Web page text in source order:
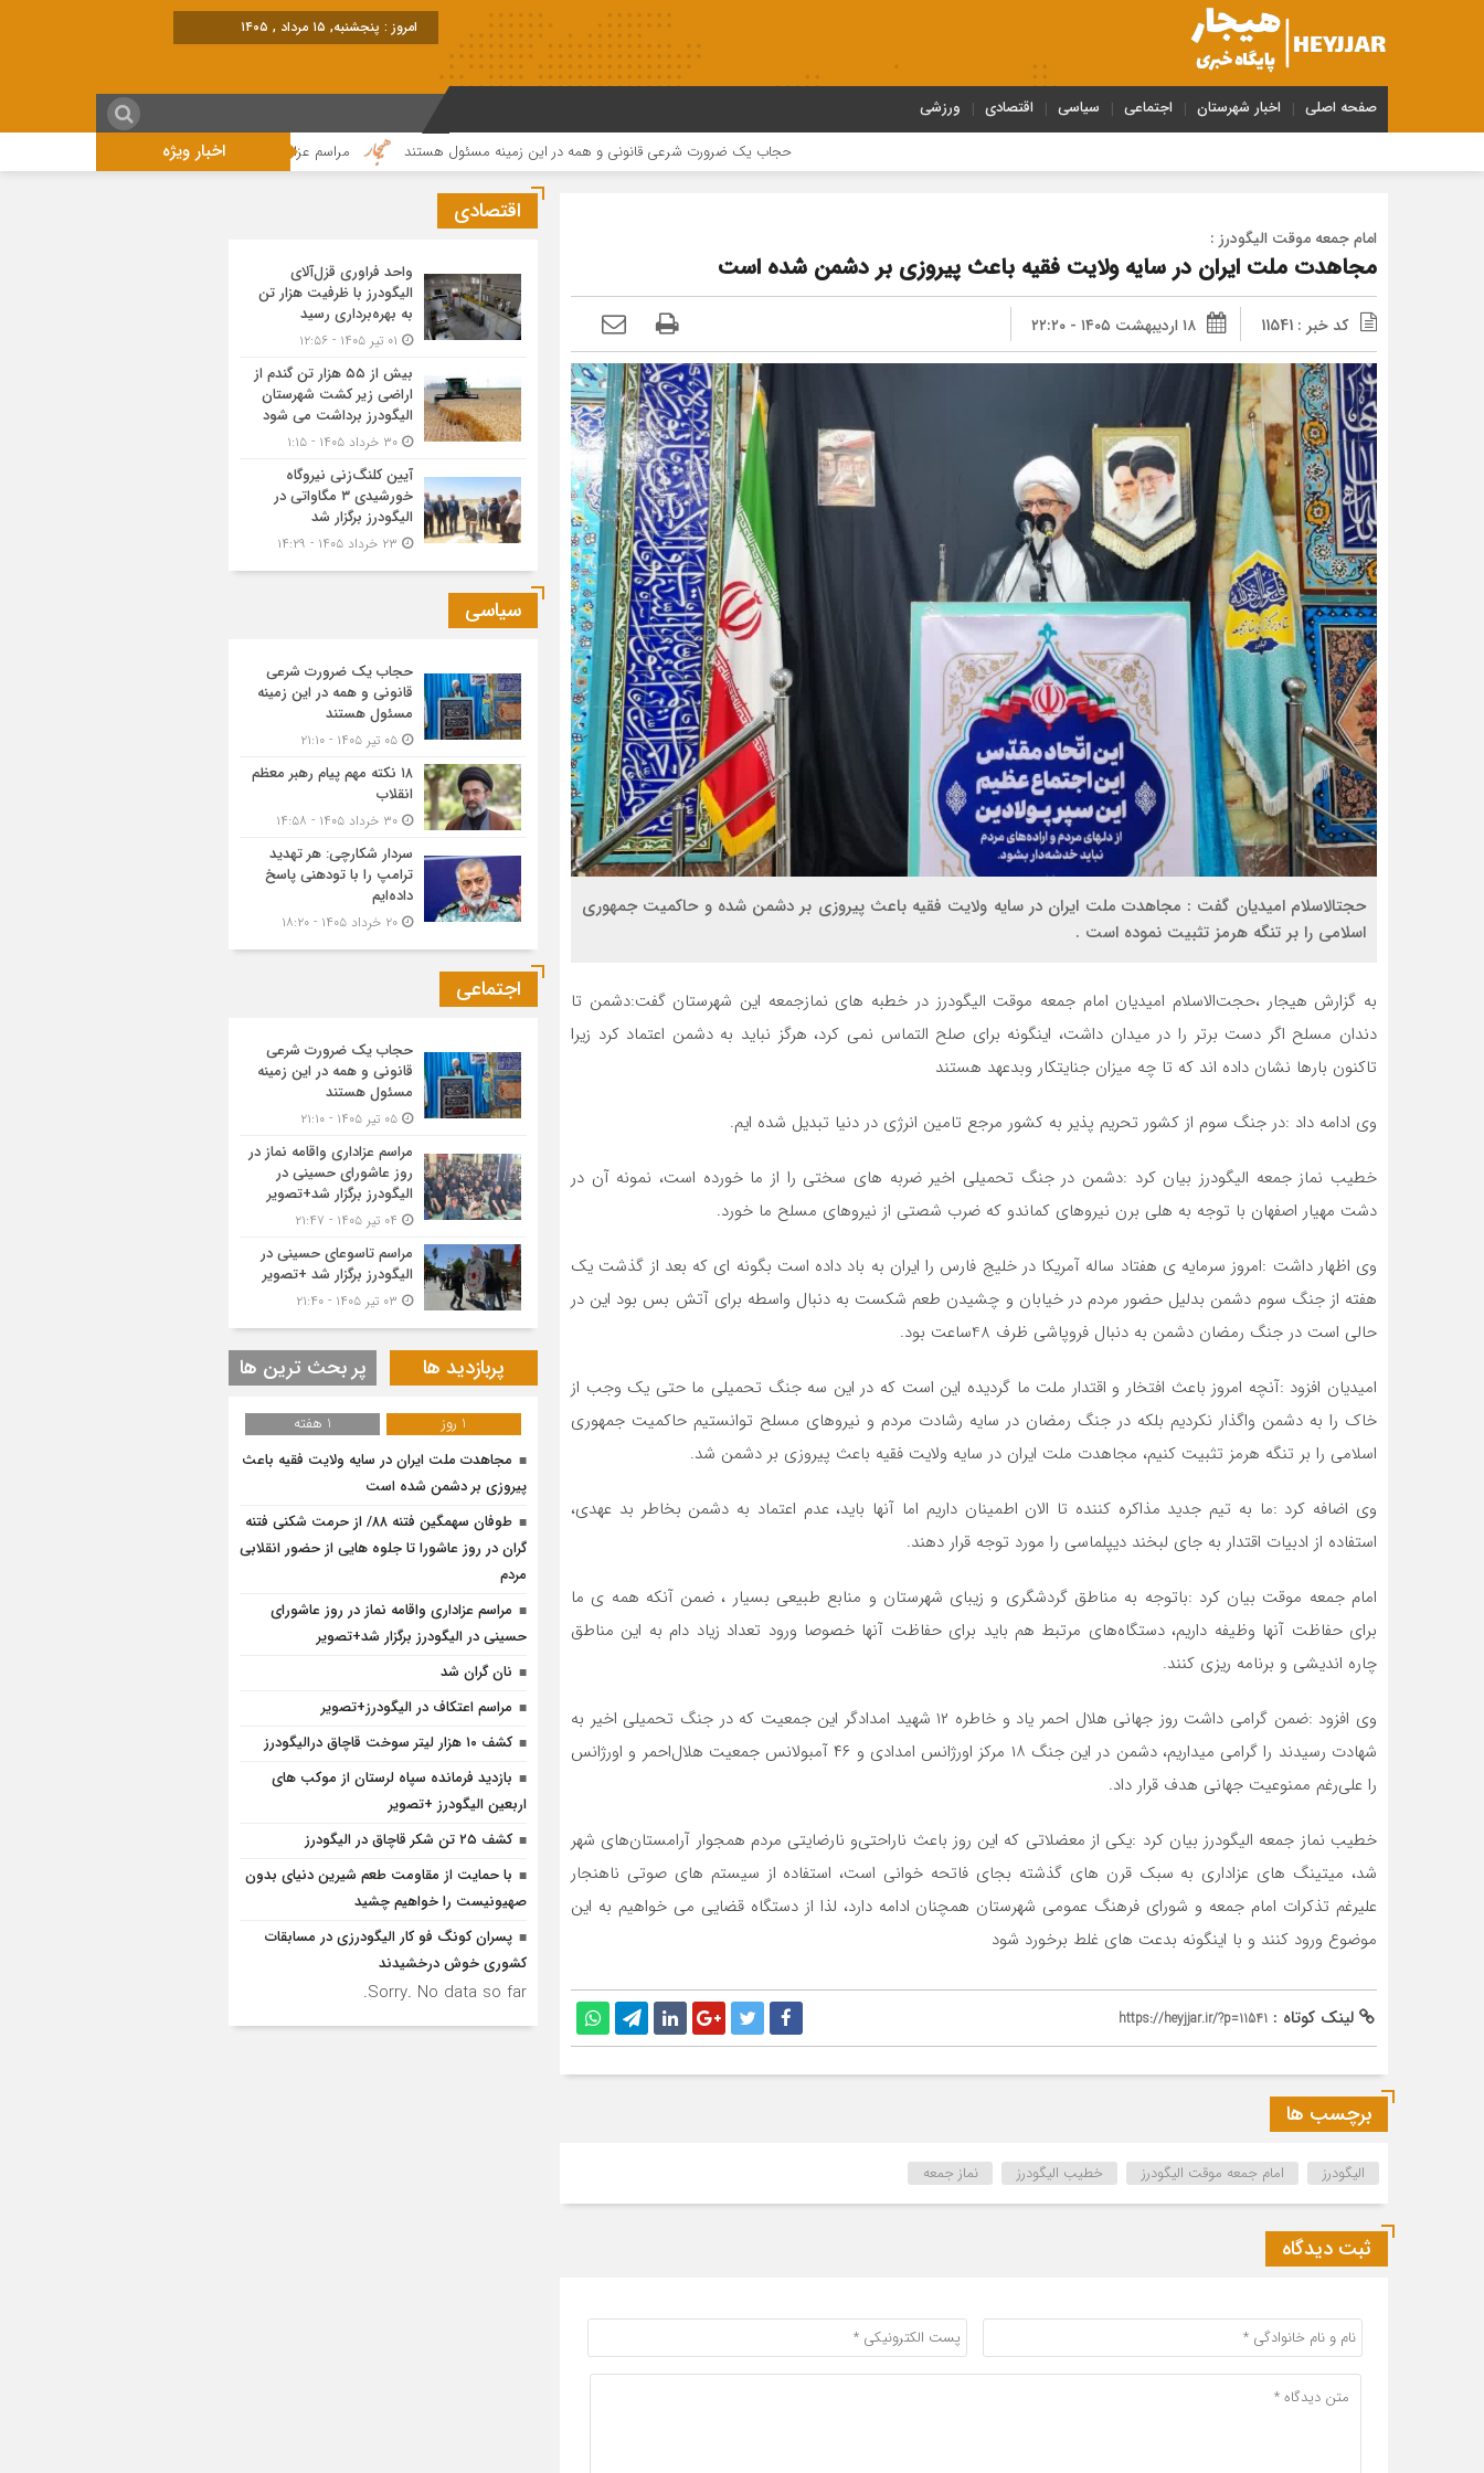
امروز : پنجشنبه, ۱۵ مرداد , ۱۴۰۵
صفحه اصلی اخبار شهرستان اجتماعی سیاسی اقتصادی ورزشی
اخبار ویژه حجاب یک ضرورت شرعی قانونی و همه در این زمینه مسئول هستند مراسم عزاداری واقامه نماز در روز عاشورای حسینی در الیگودرز برگزار
امام جمعه موقت الیگودرز :
مجاهدت ملت ایران در سایه ولایت فقیه باعث پیروزی بر دشمن شده است
کد خبر : 11541 ۱۸ اردیبهشت ۱۴۰۵ - ۲۲:۲۰
حجتالاسلام امیدیان گفت : مجاهدت ملت ایران در سایه ولایت فقیه باعث پیروزی بر دشمن شده و حاکمیت جمهوری
اسلامی را بر تنگه هرمز تثبیت نموده است .
به گزارش هیجار ،حجت‌الاسلام امیدیان امام جمعه موقت الیگودرز در خطبه های نمازجمعه این شهرستان گفت:دشمن تا
دندان مسلح اگر دست برتر را در میدان داشت، اینگونه برای صلح التماس نمی کرد، هرگز نباید به دشمن اعتماد کرد زیرا
تاکنون بارها نشان داده اند که تا چه میزان جنایتکار وبدعهد هستند
وی ادامه داد :در جنگ سوم از کشور تحریم پذیر به کشور مرجع تامین انرژی در دنیا تبدیل شده ایم.
خطیب نماز جمعه الیگودرز بیان کرد :دشمن در جنگ تحمیلی اخیر ضربه های سختی را از ما خورده است، نمونه آن در
دشت مهیار اصفهان با توجه به هلی برن نیروهای کماندو که ضرب شصتی از نیروهای مسلح ما خورد.
وی اظهار داشت :امروز سرمایه ی هفتاد ساله آمریکا در خلیج فارس را ایران به باد داده است بگونه ای که بعد از گذشت یک
هفته از جنگ سوم دشمن بدلیل حضور مردم در خیابان و چشیدن طعم شکست به دنبال واسطه برای آتش بس بود این در
حالی است در جنگ رمضان دشمن به دنبال فروپاشی ظرف 48ساعت بود.
امیدیان افزود :آنچه امروز باعث افتخار و اقتدار ملت ما گردیده این است که در این سه جنگ تحمیلی ما حتی یک وجب از
خاک را به دشمن واگذار نکردیم بلکه در جنگ رمضان در سایه رشادت مردم و نیروهای مسلح توانستیم حاکمیت جمهوری
اسلامی را بر تنگه هرمز تثبیت کنیم، مجاهدت ملت ایران در سایه ولایت فقیه باعث پیروزی بر دشمن شد.
وی اضافه کرد :ما به تیم جدید مذاکره کننده تا الان اطمینان داریم اما آنها باید، عدم اعتماد به دشمن بخاطر بد عهدی،
استفاده از ادبیات اقتدار به جای لبخند دیپلماسی را مورد توجه قرار دهند.
امام جمعه موقت بیان کرد :باتوجه به مناطق گردشگری و زیبای شهرستان و منابع طبیعی بسیار ، ضمن آنکه همه ی ما
برای حفاظت آنها وظیفه داریم، دستگاه‌های مرتبط هم باید برای حفاظت آنها خصوصا ورود تعداد زیاد دام به این مناطق
چاره اندیشی و برنامه ریزی کنند.
وی افزود :ضمن گرامی داشت روز جهانی هلال احمر یاد و خاطره ۱۲ شهید امدادگر این جمعیت که در جنگ تحمیلی اخیر به
شهادت رسیدند را گرامی میداریم، دشمن در این جنگ ۱۸ مرکز اورژانس امدادی و ۴۶ آمبولانس جمعیت هلال‌احمر و اورژانس
را علی‌رغم ممنوعیت جهانی هدف قرار داد.
خطیب نماز جمعه الیگودرز بیان کرد :یکی از معضلاتی که این روز باعث ناراحتی‌و نارضایتی مردم همجوار آرامستان‌های شهر
شد، میتینگ های عزاداری به سبک قرن های گذشته بجای فاتحه خوانی است، استفاده از سیستم های صوتی ناهنجار
علیرغم تذکرات امام جمعه و شورای فرهنگ عمومی شهرستان همچنان ادامه دارد، لذا از دستگاه‌ قضایی می خواهیم به این
موضوع ورود کنند و با اینگونه بدعت های غلط برخورد شود
لینک کوتاه : https://heyjjar.ir/?p=11541
برچسب ها
الیگودرز امام جمعه موقت الیگودرز خطیب الیگودرز نماز جمعه
ثبت دیدگاه
اقتصادی
واحد فراوری قزل‌آلای
الیگودرز با ظرفیت هزار تن
به بهره‌برداری رسید
بیش از ۵۵ هزار تن گندم از
اراضی زیر کشت شهرستان
الیگودرز برداشت می شود
آیین کلنگ‌زنی نیروگاه
خورشیدی ۳ مگاواتی در
الیگودرز برگزار شد
سیاسی
حجاب یک ضرورت شرعی
قانونی و همه در این زمینه
مسئول هستند
۱۸ نکته مهم پیام رهبر معظم
انقلاب
سردار شکارچی: هر تهدید
ترامپ را با تودهنی پاسخ
داده‌ایم
اجتماعی
حجاب یک ضرورت شرعی
قانونی و همه در این زمینه
مسئول هستند
مراسم عزاداری واقامه نماز در
روز عاشورای حسینی در
الیگودرز برگزار شد+تصویر
مراسم تاسوعای حسینی در
الیگودرز برگزار شد +تصویر
پربازدید ها پر بحث ترین ها
1 روز
1 هفته
مجاهدت ملت ایران در سایه ولایت فقیه باعث
پیروزی بر دشمن شده است
طوفان سهمگین فتنه ۸۸/ از حرمت شکنی فتنه
گران در روز عاشورا تا جلوه هایی از حضور انقلابی
مردم
مراسم عزاداری واقامه نماز در روز عاشورای
حسینی در الیگودرز برگزار شد+تصویر
نان گران شد
مراسم اعتکاف در الیگودرز+تصویر
کشف ۱۰ هزار لیتر سوخت قاچاق درالیگودرز
بازدید فرمانده سپاه لرستان از موکب های
اربعین الیگودرز +تصویر
کشف ۲۵ تن شکر قاچاق در الیگودرز
با حمایت از مقاومت طعم شیرین دنیای بدون
صهیونیست را خواهیم چشید
پسران کونگ فو کار الیگودرزی در مسابقات
کشوری خوش درخشیدند
Sorry. No data so far.